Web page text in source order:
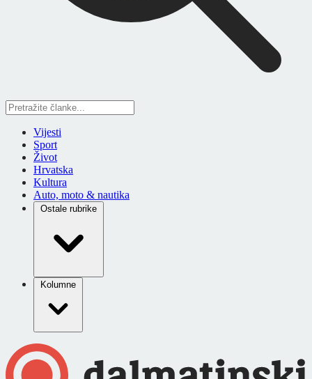
Vijesti
Sport
Život
Hrvatska
Kultura
Auto, moto & nautika
Ostale rubrike
Kolumne